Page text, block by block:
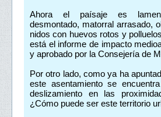
Ahora el paísaje es
desmontado, matorral arrasado,
nidos con huevos rotos y
está el informe de impacto
y aprobado por la Consejería de
Por otro lado, como ya ha
este asentamiento se
deslizamiento en las
¿Cómo puede ser este territorio